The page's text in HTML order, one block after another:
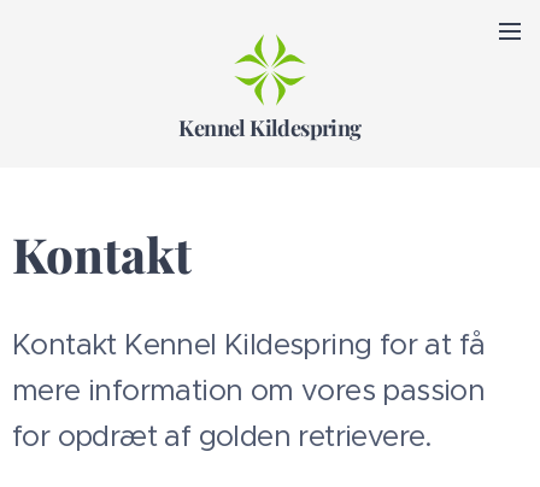
Kennel Kildespring
Kontakt
Kontakt Kennel Kildespring for at få
mere information om vores passion
for opdræt af golden retrievere.